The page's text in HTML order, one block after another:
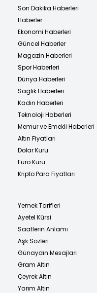
Son Dakika Haberleri
Haberler
Ekonomi Haberleri
Güncel Haberler
Magazin Haberleri
Spor Haberleri
Dünya Haberleri
Sağlık Haberleri
Kadın Haberleri
Teknoloji Haberleri
Memur ve Emekli Haberleri
Altın Fiyatları
Dolar Kuru
Euro Kuru
Kripto Para Fiyatları
Yemek Tarifleri
Ayetel Kürsi
Saatlerin Anlamı
Aşk Sözleri
Günaydın Mesajları
Gram Altın
Çeyrek Altın
Yarım Altın